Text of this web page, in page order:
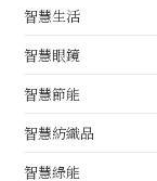
智慧生活
智慧眼鏡
智慧節能
智慧紡織品
智慧綠能